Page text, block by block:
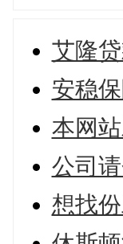
艾隆
安稳
本网
公司
想找